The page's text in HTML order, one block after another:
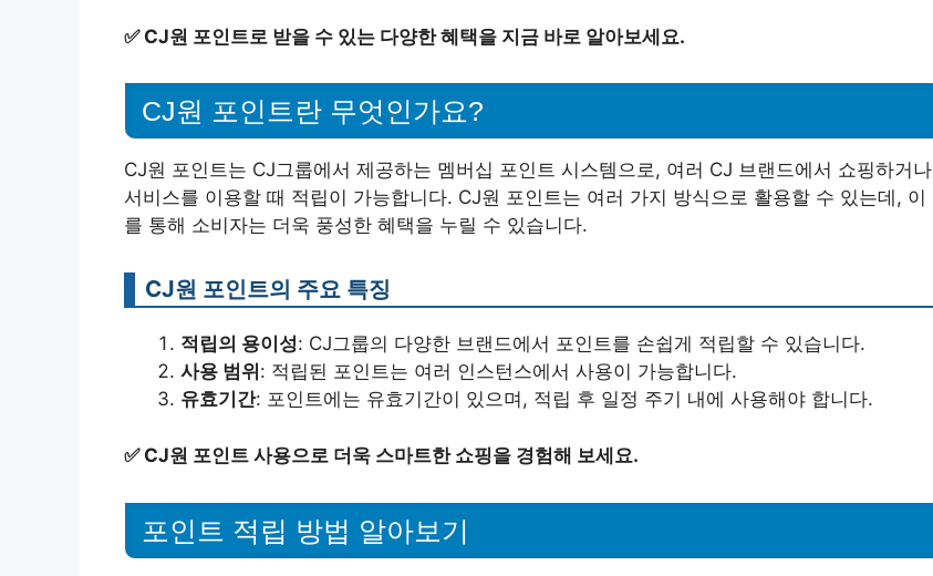
✅ CJ원 포인트로 받을 수 있는 다양한 혜택을 지금 바로 알아보세요.
CJ원 포인트란 무엇인가요?
CJ원 포인트는 CJ그룹에서 제공하는 멤버십 포인트 시스템으로, 여러 CJ 브랜드에서 쇼핑하거나
서비스를 이용할 때 적립이 가능합니다. CJ원 포인트는 여러 가지 방식으로 활용할 수 있는데, 이
를 통해 소비자는 더욱 풍성한 혜택을 누릴 수 있습니다.
CJ원 포인트의 주요 특징
적립의 용이성: CJ그룹의 다양한 브랜드에서 포인트를 손쉽게 적립할 수 있습니다.
사용 범위 : 적립된 포인트는 여러 인스턴스에서 사용이 가능합니다.
유효기간: 포인트에는 유효기간이 있으며, 적립 후 일정 주기 내에 사용해야 합니다.
✅ CJ원 포인트 사용으로 더욱 스마트한 쇼핑을 경험해 보세요.
포인트 적립 방법 알아보기